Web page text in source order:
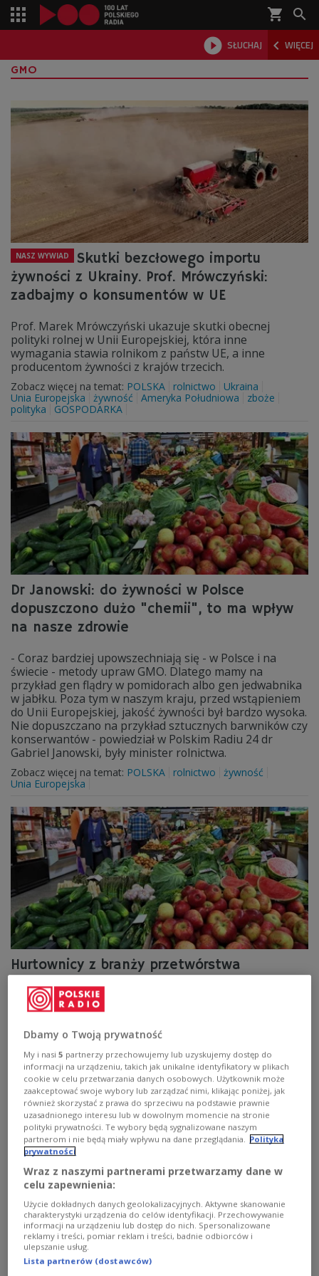
shopping_cart 
 SŁUCHAJ  WIĘCEJ

GMO
NASZ WYWIAD
Skutki bezcłowego importu
żywności z Ukrainy. Prof. Mrówczyński:
zadbajmy o konsumentów w UE
Prof. Marek Mrówczyński ukazuje skutki obecnej
polityki rolnej w Unii Europejskiej, która inne
wymagania stawia rolnikom z państw UE, a inne
producentom żywności z krajów trzecich.
Zobacz więcej na temat: POLSKA rolnictwo
Ukraina
Unia Europejska
żywność Ameryka Południowa
zboże
polityka
GOSPODARKA
Dr Janowski: do żywności w Polsce
dopuszczono dużo "chemii", to ma wpływ
na nasze zdrowie
- Coraz bardziej upowszechniają się - w Polsce i na
świecie - metody upraw GMO. Dlatego mamy na
przykład gen flądry w pomidorach albo gen jedwabnika
w jabłku. Poza tym w naszym kraju, przed wstąpieniem
do Unii Europejskiej, jakość żywności był bardzo wysoka.
Nie dopuszczano na przykład sztucznych barwników czy
konserwantów - powiedział w Polskim Radiu 24 dr
Gabriel Janowski, były minister rolnictwa.
Zobacz więcej na temat: POLSKA rolnictwo
żywność
Unia Europejska
Hurtownicy z branży przetwórstwa
spożywczego mogą się ubiegać o 10 mln
złotych dotacji z ARiMR
Agencja Restrukturyzacji i Modernizacji Rolnictwa
(ARiMR) rozpoczyna nabór wniosków od firm z branży
przetwórstwa produktów rolnych lub zajmujących się
ich hurtową sprzedażą. Przetwórcy będą mogli ubiegać
się o dotację do 10 milionów złotych. Wsparciem objęte
są sektory przetwórstwa mleka, mięsa, owoców i
warzyw, zbóż, ziemniaków, jaj i miodu. Wnioski będą
przyjmowane do 27 marca.
Zobacz więcej na temat: rolnictwo handel żywność
Dbamy o Twoją prywatność
My i nasi5 partnerzy przechowujemy lub uzyskujemy dostęp do
informacji na urządzeniu, takich jak unikalne identyfikatory w plikach
cookie w celu przetwarzania danych osobowych. Użytkownik może
zaakceptować swoje wybory lub zarządzać nimi, klikając poniżej, jak
również skorzystać z prawa do sprzeciwu na podstawie prawnie
uzasadnionego interesu lub w dowolnym momencie na stronie
polityki prywatności. Te wybory będą sygnalizowane naszym
partnerom i nie będą miały wpływu na dane przeglądania. Polityka
prywatności
Wraz z naszymi partnerami przetwarzamy dane w
celu zapewnienia:
Użycie dokładnych danych geolokalizacyjnych. Aktywne skanowanie
charakterystyki urządzenia do celów identyfikacji. Przechowywanie
informacji na urządzeniu lub dostęp do nich. Spersonalizowane
reklamy i treści, pomiar reklam i treści, badnie odbiorców i
ulepszanie usług.
Lista partnerów (dostawców)